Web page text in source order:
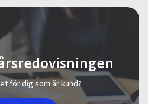
för dig som är kund?